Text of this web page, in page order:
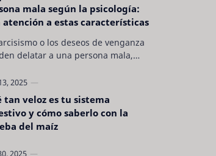
mala según la psicología:
atención a estas características
o los deseos de venganza
delatar a una persona mala,
Conocerlas puede pro…
tan veloz es tu sistema
y cómo saberlo con la
del maíz